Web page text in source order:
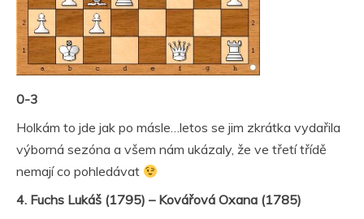
0-3
Holkám to jde jak po másle…letos se jim zkrátka vydařila
výborná sezóna a všem nám ukázaly, že ve třetí třídě
nemají co pohledávat
4. Fuchs Lukáš (1795) – Kovářová Oxana (1785)